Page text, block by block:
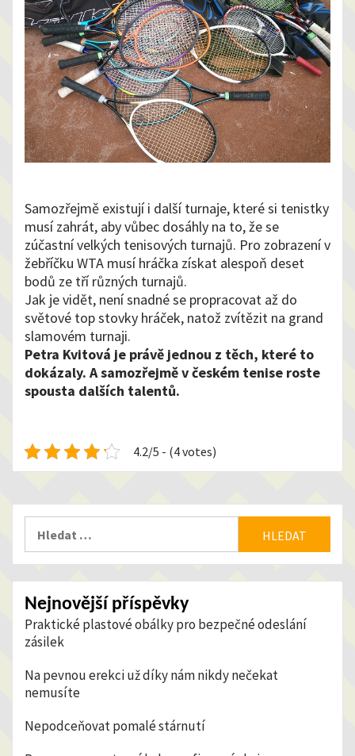
Samozřejmě existují i další turnaje, které si tenistky
musí zahrát, aby vůbec dosáhly na to, že se
zúčastní velkých tenisových turnajů. Pro zobrazení v
žebříčku WTA musí hráčka získat alespoň deset
bodů ze tří různých turnajů.
Jak je vidět, není snadné se propracovat až do
světové top stovky hráček, natož zvítězit na grand
slamovém turnaji.
Petra Kvitová je právě jednou z těch, které to
dokázaly. A samozřejmě v českém tenise roste
spousta dalších talentů.
4.2/5 - (4 votes)
Nejnovější příspěvky
Praktické plastové obálky pro bezpečné odeslání
zásilek
Na pevnou erekci už díky nám nikdy nečekat
nemusíte
Nepodceňovat pomalé stárnutí